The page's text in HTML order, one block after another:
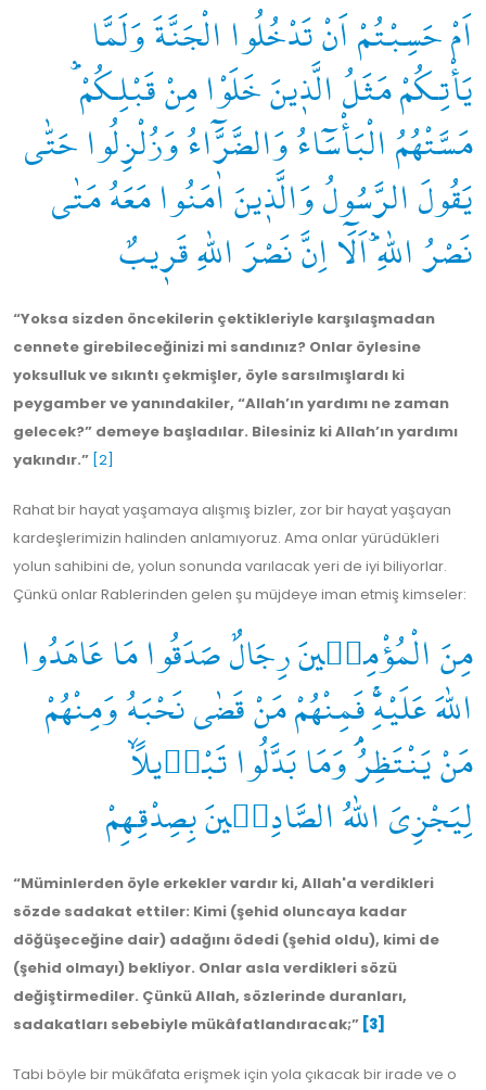
اَمْ حَسِبْتُمْ اَنْ تَدْخُلُوا الْجَنَّةَ وَلَمَّا
يَأْتِكُمْ مَثَلُ الَّذٖينَ خَلَوْا مِنْ قَبْلِكُمْؕ
مَسَّتْهُمُ الْبَأْسَٓاءُ وَالضَّرَّٓاءُ وَزُلْزِلُوا حَتّٰى
يَقُولَ الرَّسُولُ وَالَّذٖينَ اٰمَنُوا مَعَهُ مَتٰى
نَصْرُ اللّٰهِؕ اَلَٓا اِنَّ نَصْرَ اللّٰهِ قَرٖيبٌ
“Yoksa sizden öncekilerin çektikleriyle karşılaşmadan
cennete girebileceğinizi mi sandınız? Onlar öylesine
yoksulluk ve sıkıntı çekmişler, öyle sarsılmışlardı ki
peygamber ve yanındakiler, “Allah’ın yardımı ne zaman
gelecek?” demeye başladılar. Bilesiniz ki Allah’ın yardımı
yakındır.” [2]
Rahat bir hayat yaşamaya alışmış bizler, zor bir hayat yaşayan
kardeşlerimizin halinden anlamıyoruz. Ama onlar yürüdükleri
yolun sahibini de, yolun sonunda varılacak yeri de iyi biliyorlar.
Çünkü onlar Rablerinden gelen şu müjdeye iman etmiş kimseler:
مِنَ الْمُؤْمِن۪ينَ رِجَالٌ صَدَقُوا مَا عَاهَدُوا
اللّٰهَ عَلَيْهِۚ فَمِنْهُمْ مَنْ قَضٰى نَحْبَهُ وَمِنْهُمْ
مَنْ يَنْتَظِرُۘ وَمَا بَدَّلُوا تَبْد۪يلًاۙ
لِيَجْزِيَ اللّٰهُ الصَّادِق۪ينَ بِصِدْقِهِمْ
“Müminlerden öyle erkekler vardır ki, Allah'a verdikleri
sözde sadakat ettiler: Kimi (şehid oluncaya kadar
döğüşeceğine dair) adağını ödedi (şehid oldu), kimi de
(şehid olmayı) bekliyor. Onlar asla verdikleri sözü
değiştirmediler. Çünkü Allah, sözlerinde duranları,
sadakatları sebebiyle mükâfatlandıracak;” [3]
Tabi böyle bir mükâfata erişmek için yola çıkacak bir irade ve o